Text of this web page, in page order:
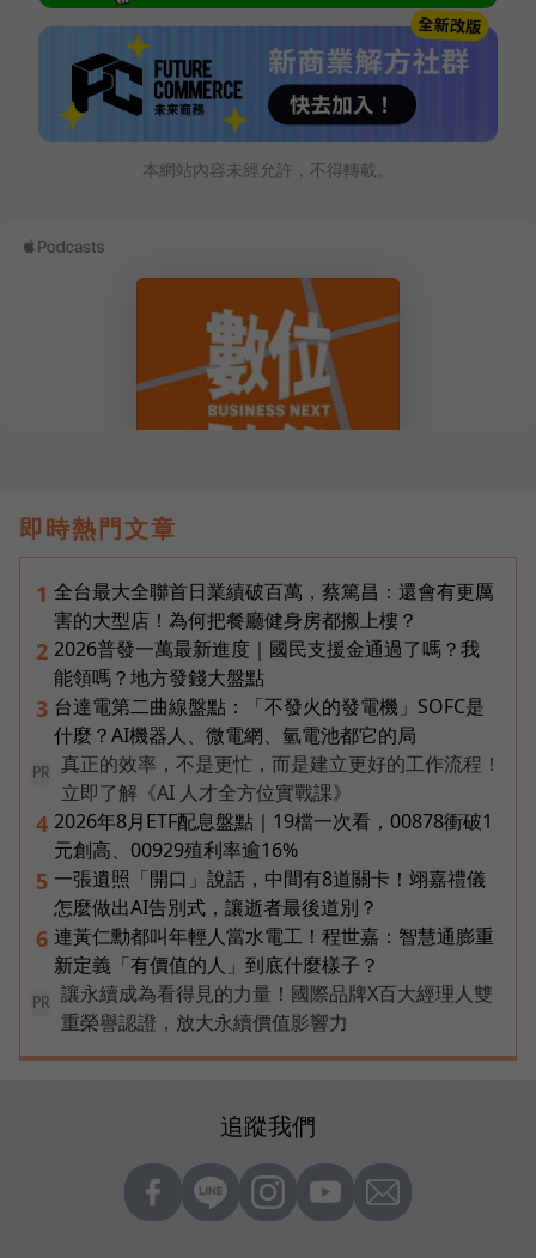
本網站內容未經允許，不得轉載。
即時熱門文章
1 全台最大全聯首日業績破百萬，蔡篤昌：還會有更厲
害的大型店！為何把餐廳健身房都搬上樓？
2 2026普發一萬最新進度｜國民支援金通過了嗎？我
能領嗎？地方發錢大盤點
3 台達電第二曲線盤點：「不發火的發電機」SOFC是
什麼？AI機器人、微電網、氫電池都它的局
PR
真正的效率，不是更忙，而是建立更好的工作流程！
立即了解《AI 人才全方位實戰課》
4 2026年8月ETF配息盤點｜19檔一次看，00878衝破1
元創高、00929殖利率逾16%
5 一張遺照「開口」說話，中間有8道關卡！翊嘉禮儀
怎麼做出AI告別式，讓逝者最後道別？
6 連黃仁勳都叫年輕人當水電工！程世嘉：智慧通膨重
新定義「有價值的人」到底什麼樣子？
PR
讓永續成為看得見的力量！國際品牌X百大經理人雙
重榮譽認證，放大永續價值影響力
追蹤我們